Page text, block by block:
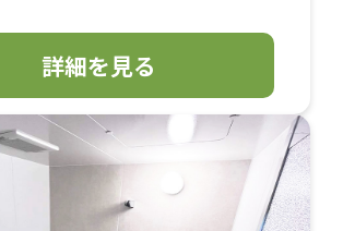
詳細を見る